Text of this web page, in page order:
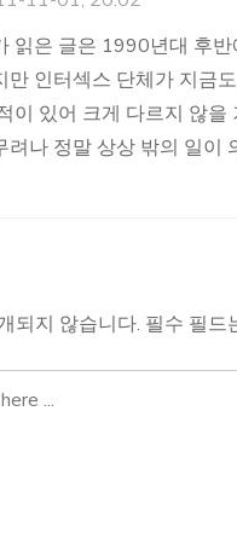
읽은 글은 1990년대 후
만 인터섹스 단체가 지금
이 있어 크게 다르지 않을
려나 정말 상상 밖의 일이
되지 않습니다. 필수 필드